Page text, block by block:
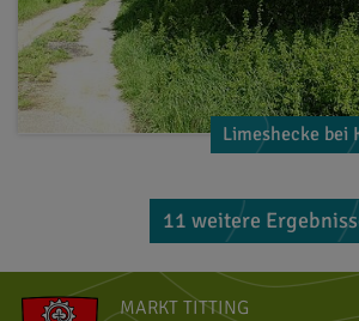
Limeshecke bei
11 weitere
MARKT TITTING